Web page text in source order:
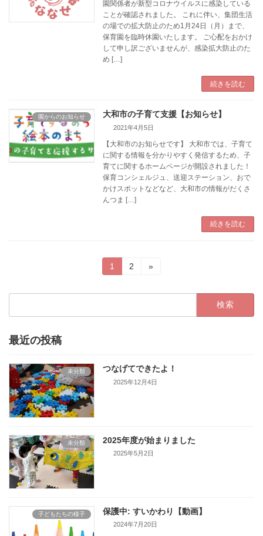
園関係者が新型コロナウイルスに感染している
ことが確認されました。 これに伴い、集団生活
の場での拡大防止のため1月24日（月）まで、
保育園を臨時休園いたします。 ご心配をおかけ
して申し訳ございませんが、感染拡大防止のた
め […]
続きを読む
園からのお知らせ 大和市の子育て支援【お知らせ】
2021年4月5日
【大和市のお知らせです】 大和市では、子育て
に関する情報を分かりやすく発信するため、子
育てに関するホームページが開設されました！
保育コンシェルジュ、送迎ステーション、おで
かけスポットなどなど、大和市の情報がだくさ
んつま […]
続きを読む
ー
ジ
送
り
固
定
1
固
2 »
検
最近の投稿
未分類 つなげてできたよ！
2025年12月4日
未分類 2025年度が始まりました
2025年5月2日
子どもたちの様子 保護中: すいかわり【動画】
2024年7月20日